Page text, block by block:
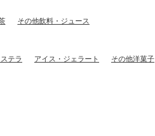
その他飲料・ジュース
テラ アイス・ジェラート
その他洋菓子